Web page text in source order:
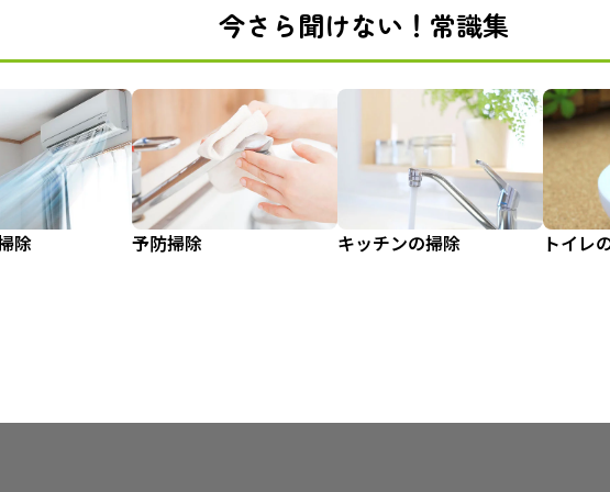
今さら聞けない！常識集
除 予防掃除 キッチンの掃除 トイレ